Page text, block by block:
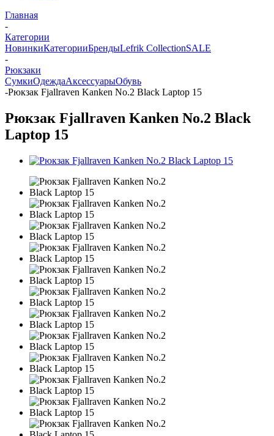
Главная
-
Категории
НовинкиКатегорииБрендыLefrik CollectionSALE
-
Рюкзаки
СумкиОдеждаАксессуарыОбувь
-Рюкзак Fjallraven Kanken No.2 Black Laptop 15
Рюкзак Fjallraven Kanken No.2 Black
Laptop 15